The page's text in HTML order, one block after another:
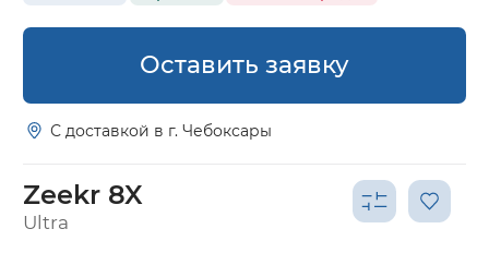
Оставить заявку
С доставкой в г. Чебоксары
Zeekr 8X
Ultra